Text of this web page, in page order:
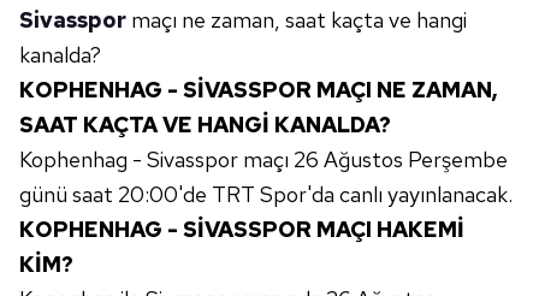
Sivasspor maçı ne zaman, saat kaçta ve hangi
kanalda?
KOPHENHAG - SİVASSPOR MAÇI NE ZAMAN,
SAAT KAÇTA VE HANGİ KANALDA?
Kophenhag - Sivasspor maçı 26 Ağustos Perşembe
günü saat 20:00'de TRT Spor'da canlı yayınlanacak.
KOPHENHAG - SİVASSPOR MAÇI HAKEMİ
KİM?